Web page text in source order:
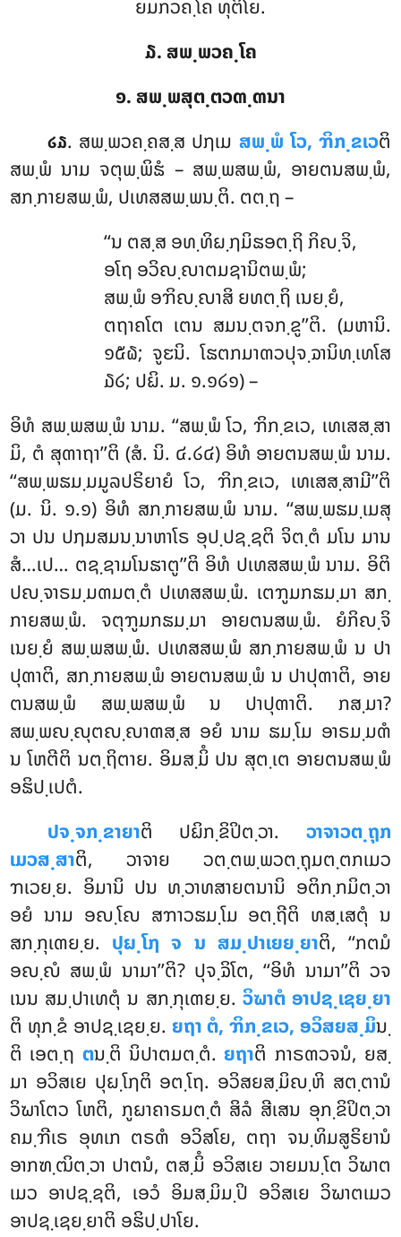
ຍມກວຄ຺ໂຄ ທຸຕິໂຍ.
໓. ສພ຺ພວຄ຺ໂຄ
໑. ສພ຺ພສຸຕ຺ຕວຓ຺ຓນາ
໒໓. ສພ຺ພວຄ຺ຄສ຺ສ ປຐເມ ສພ຺ພໍ ໂວ, ຠິກ຺ຂເວຕິ
ສພ຺ພໍ ນາມ ຈຕຸພ຺ພິຘໍ – ສພ຺ພສພ຺ພໍ, ອາຍຕນສພ຺ພໍ,
ສກ຺ກາຍສພ຺ພໍ, ປເທສສພ຺ພນ຺ຕິ. ຕຕ຺ຖ –
‘‘ນ ຕສ຺ສ ອທ຺ທິຏ຺ຐມິຘອຕ຺ຖິ ກິຎ຺ຈິ,
ອໂຖ ອວິຎ຺ຎາຕມຊານິຕພ຺ພໍ;
ສພ຺ພໍ ອຠິຎ຺ຎາສິ ຍທຕ຺ຖິ ເນຍ຺ຍໍ,
ຕຖາຄໂຕ ເຕນ ສມນ຺ຕຈກ຺ຂູ’’ຕິ. (ມຫານິ.
໑໕໖; ຈູຬນິ. ໂຘຕກມາຓວປຸຈ຺ຉານິທ຺ເທໂສ
໓໒; ປຏິ. ມ. ໑.໑໒໑) –
ອິທໍ ສພ຺ພສພ຺ພໍ ນາມ. ‘‘ສພ຺ພໍ ໂວ, ຠິກ຺ຂເວ, ເທເສສ຺ສາ
ມິ, ຕໍ ສຸຓາຖາ’’ຕິ (ສໍ. ນິ. ໔.໒໔) ອິທໍ ອາຍຕນສພ຺ພໍ ນາມ.
‘‘ສພ຺ພຘມ຺ມມູລປຣິຍາຍໍ ໂວ, ຠິກ຺ຂເວ, ເທເສສ຺ສາມີ’’ຕິ
(ມ. ນິ. ໑.໑) ອິທໍ ສກ຺ກາຍສພ຺ພໍ ນາມ. ‘‘ສພ຺ພຘມ຺ເມສຸ
ວາ ປນ ປຐມສມນ຺ນາຫາໂຣ ອຸປ຺ປຊ຺ຊຕິ ຈິຕ຺ຕໍ ມໂນ ມານ
ສໍ…ເປ… ຕຊ຺ຊາມໂນຘາຕູ’’ຕິ ອິທໍ ປເທສສພ຺ພໍ ນາມ. ອິຕິ
ປຎ຺ຈາຣມ຺ມຓມຕ຺ຕໍ ປເທສສພ຺ພໍ. ເຕຠູມກຘມ຺ມາ ສກ຺
ກາຍສພ຺ພໍ. ຈຕຸຠູມກຘມ຺ມາ ອາຍຕນສພ຺ພໍ. ຍໍກິຎ຺ຈິ
ເນຍ຺ຍໍ ສພ຺ພສພ຺ພໍ. ປເທສສພ຺ພໍ ສກ຺ກາຍສພ຺ພໍ ນ ປາ
ປຸຓາຕິ, ສກ຺ກາຍສພ຺ພໍ ອາຍຕນສພ຺ພໍ ນ ປາປຸຓາຕິ, ອາຍ
ຕນສພ຺ພໍ ສພ຺ພສພ຺ພໍ ນ ປາປຸຓາຕິ. ກສ຺ມາ?
ສພ຺ພຎ຺ຎຸຕຎ຺ຎາຓສ຺ສ ອຍໍ ນາມ ຘມ຺ໂມ ອາຣມ຺ມຓໍ
ນ ໂຫຕີຕິ ນຕ຺ຖິຕາຍ. ອິມສ຺ມິໍ ປນ ສຸຕ຺ເຕ ອາຍຕນສພ຺ພໍ
ອຘິປ຺ເປຕໍ.
ປຈ຺ຈກ຺ຂາຍາຕິ ປຏິກ຺ຂິປິຕ຺ວາ. ວາຈາວຕ຺ຖຸກ
ເມວສ຺ສາຕິ, ວາຈາຍ ວຕ຺ຕພ຺ພວຕ຺ຖຸມຕ຺ຕກເມວ
ຠເວຍ຺ຍ. ອິມານິ ປນ ທ຺ວາທສາຍຕນານິ ອຕິກ຺ກມິຕ຺ວາ
ອຍໍ ນາມ ອຎ຺ໂຎ ສຠາວຘມ຺ໂມ ອຕ຺ຖີຕິ ທສ຺ເສຕຸໍ ນ
ສກ຺ກຸເຓຍ຺ຍ. ປຸຏ຺ໂຐ ຈ ນ ສມ຺ປາເຍຍ຺ຍາຕິ, ‘‘ກຕມໍ
ອຎ຺ຎໍ ສພ຺ພໍ ນາມາ’’ຕິ? ປຸຈ຺ຉິໂຕ, ‘‘ອິທໍ ນາມາ’’ຕິ ວຈ
ເນນ ສມ຺ປາເທຕຸໍ ນ ສກ຺ກຸເຓຍ຺ຍ. ວິຆາຕໍ ອາປຊ຺ເຊຍ຺ຍາ
ຕິ ທຸກ຺ຂໍ ອາປຊ຺ເຊຍ຺ຍ. ຍຖາ ຕໍ, ຠິກ຺ຂເວ, ອວິສຍສ຺ມິນ຺
ຕິ ເອຕ຺ຖ ຕນ຺ຕິ ນິປາຕມຕ຺ຕໍ. ຍຖາຕິ ກາຣຓວຈນໍ, ຍສ຺
ມາ ອວິສເຍ ປຸຏ຺ໂຐຕິ ອຕ຺ໂຖ. ອວິສຍສ຺ມິຎ຺ຫິ ສຕ຺ຕານໍ
ວິຆາໂຕວ ໂຫຕິ, ກູຏາຄາຣມຕ຺ຕໍ ສິລໍ ສີເສນ ອຸກ຺ຂິປິຕ຺ວາ
ຄມ຺ຠີເຣ ອຸທເກ ຕຣຓໍ ອວິສໂຍ, ຕຖາ ຈນ຺ທິມສູຣິຍານໍ
ອາກຑ຺ຒິຕ຺ວາ ປາຕນໍ, ຕສ຺ມິໍ ອວິສເຍ ວາຍມນ຺ໂຕ ວິຆາຕ
ເມວ ອາປຊ຺ຊຕິ, ເອວໍ ອິມສ຺ມິມ຺ປິ ອວິສເຍ ວິຆາຕເມວ
ອາປຊ຺ເຊຍ຺ຍາຕິ ອຘິປ຺ປາໂຍ.